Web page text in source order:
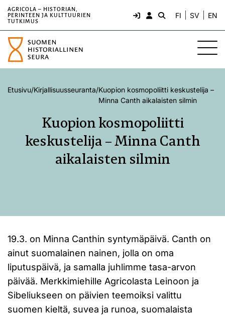
AGRICOLA – HISTORIAN,
PERINTEEN JA KULTTUURIEN
TUTKIMUS
FI SV EN
Etusivu/Kirjallisuusseuranta/Kuopion kosmopoliitti keskustelija –
Minna Canth aikalaisten silmin
Kuopion kosmopoliitti
keskustelija – Minna Canth
aikalaisten silmin
19.3. on Minna Canthin syntymäpäivä. Canth on
ainut suomalainen nainen, jolla on oma
liputuspäivä, ja samalla juhlimme tasa-arvon
päivää. Merkkimiehille Agricolasta Leinoon ja
Sibeliukseen on päivien teemoiksi valittu
suomen kieltä, suvea ja runoa, suomalaista